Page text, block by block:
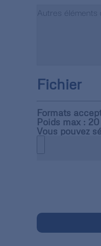
Fichier
Formats
Poids max :
Vous pouvez